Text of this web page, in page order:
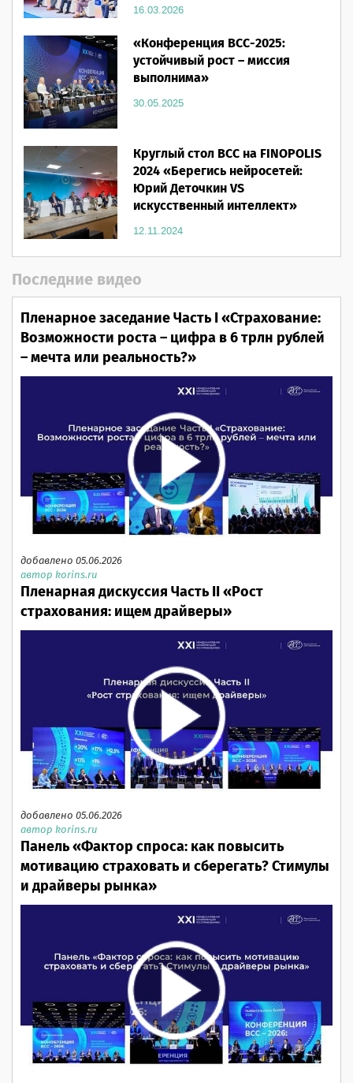
16.03.2026
«Конференция ВСС-2025:
устойчивый рост – миссия
выполнима»
30.05.2025
Круглый стол ВСС на FINOPOLIS
2024 «Берегись нейросетей:
Юрий Деточкин VS
искусственный интеллект»
12.11.2024
Последние видео
Пленарное заседание Часть I «Страхование:
Возможности роста – цифра в 6 трлн рублей
– мечта или реальность?»
добавлено 05.06.2026
автор korins.ru
Пленарная дискуссия Часть II «Рост
страхования: ищем драйверы»
добавлено 05.06.2026
автор korins.ru
Панель «Фактор спроса: как повысить
мотивацию страховать и сберегать? Стимулы
и драйверы рынка»